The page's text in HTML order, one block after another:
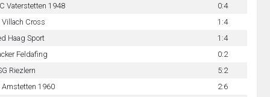
Vaterstetten 1948
0:4
Villach Cross
1:4
Haag Sport
1:4
Feldafing
0:2
Riezlern
5:2
Amstetten 1960
2:6